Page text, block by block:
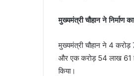
मुख्यमंत्री चौहान ने निर्माण
मुख्यमंत्री चौहान ने 4
और एक करोड़ 54 लाख 61
किया।